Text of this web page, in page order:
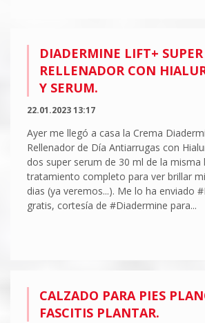
DIADERMINE LIFT+ SUPER
RELLENADOR CON
Y SERUM.
22.01.2023 13:17
Ayer me llegó a casa la Crema
Rellenador de Día Antiarrugas con
dos super serum de 30 ml de la misma
tratamiento completo para ver brillar
dias (ya veremos...). Me lo ha enviado
gratis, cortesía de #Diadermine para...
CALZADO PARA PIES
FASCITIS PLANTAR.